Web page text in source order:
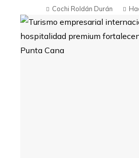
Cochi Roldán Durán